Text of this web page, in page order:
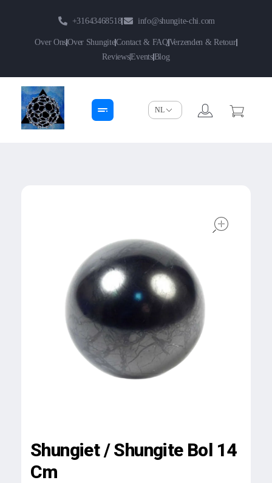
+31643468518 info@shungite-chi.com
Over OnsOver ShungiteContact & FAQVerzenden & Retour
ReviewsEventsBlog
Shungiet / Shungite Bol 14
Cm